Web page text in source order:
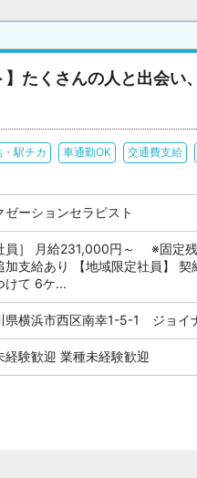
】たくさんの人と出会い
駅チカ 車通勤OK 交通費支給
ゼーションセラピスト
員］ 月給231,000円～ ※固定
加支給あり 【地域限定社員】
けて 6ケ...
県横浜市西区南幸1-5-1 ジョイ
経験歓迎 業種未経験歓迎